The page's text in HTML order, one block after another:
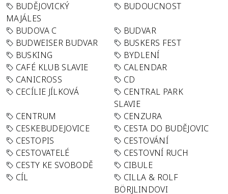
BUDĚJOVICKÝ
MAJÁLES
BUDOUCNOST
BUDOVA C
BUDVAR
BUDWEISER BUDVAR
BUSKERS FEST
BUSKING
BYDLENÍ
CAFÉ KLUB SLAVIE
CALENDAR
CANICROSS
CD
CECÍLIE JÍLKOVÁ
CENTRAL PARK
SLAVIE
CENTRUM
CENZURA
CESKEBUDEJOVICE
CESTA DO BUDĚJOVIC
CESTOPIS
CESTOVÁNÍ
CESTOVATELÉ
CESTOVNÍ RUCH
CESTY KE SVOBODĚ
CIBULE
CÍL
CILLA & ROLF
BÖRJLINDOVI